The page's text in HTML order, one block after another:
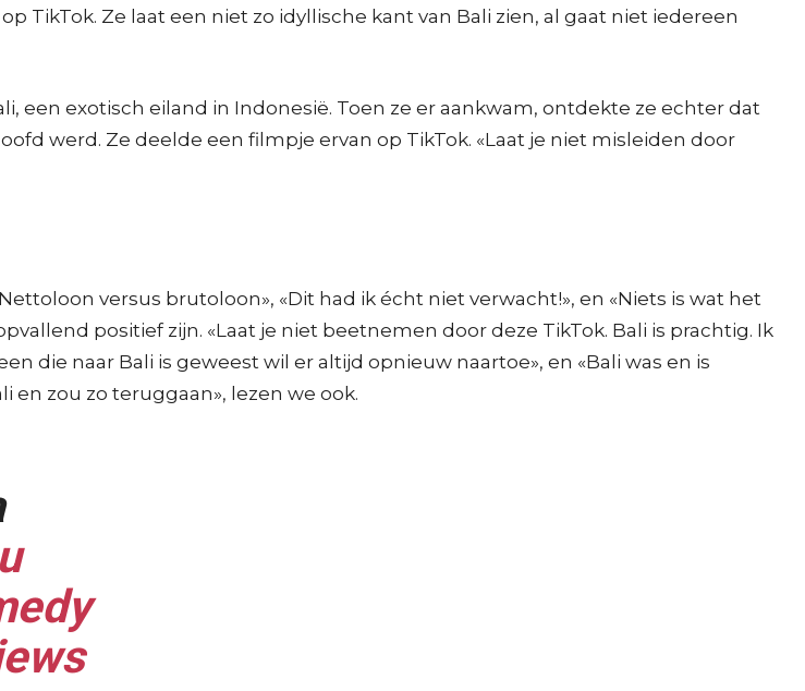
Ze laat een niet zo idyllische kant van Bali zien, al gaat niet iedereen
een exotisch eiland in Indonesië. Toen ze er aankwam, ontdekte ze echter dat
werd. Ze deelde een filmpje ervan op TikTok. «Laat je niet misleiden door
versus brutoloon», «Dit had ik écht niet verwacht!», en «Niets is wat het
positief zijn. «Laat je niet beetnemen door deze TikTok. Bali is prachtig. Ik
die naar Bali is geweest wil er altijd opnieuw naartoe», en «Bali was en is
en zou zo teruggaan», lezen we ook.